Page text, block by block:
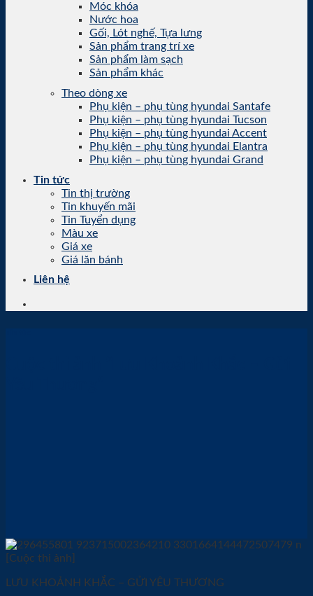
Móc khóa
Nước hoa
Gối, Lót nghế, Tựa lưng
Sản phẩm trang trí xe
Sản phẩm làm sạch
Sản phẩm khác
Theo dòng xe
Phụ kiện – phụ tùng hyundai Santafe
Phụ kiện – phụ tùng hyundai Tucson
Phụ kiện – phụ tùng hyundai Accent
Phụ kiện – phụ tùng hyundai Elantra
Phụ kiện – phụ tùng hyundai Grand
Tin tức
Tin thị trường
Tin khuyến mãi
Tin Tuyển dụng
Màu xe
Giá xe
Giá lăn bánh
Liên hệ
[Cuộc thi ảnh]
LƯU KHOẢNH KHẮC – GỬI YÊU THƯƠNG